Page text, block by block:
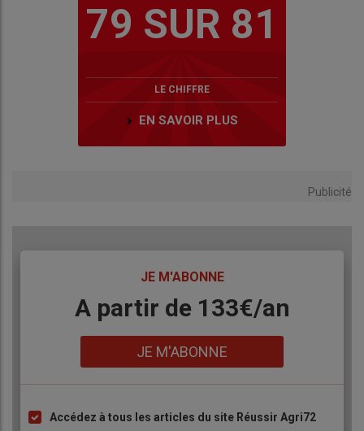
79 SUR 81
LE CHIFFRE
EN SAVOIR PLUS
Publicité
JE M'ABONNE
BodyA partir de 133€/an
JE M'ABONNE
ListeAccédez à tous les articles du site Réussir Agri72